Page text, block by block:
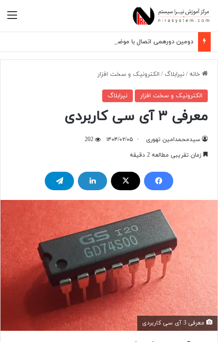
دومین دورهمی اتصال با موضوع از مهندسی تا کارآفرینی
خانه /نیرابلاگ / الکترونیک و سخت افزار
الکترونیک و سخت افزار نیرابلاگ
معرفی ۳ آی سی کاربردی
سیدمحمدامین تهوری ۱۴۰۴/۰۲/۰۵
202
زمان تقریبی مطالعه 2 دقیقه
معرفی 3 آی سی کاربردی